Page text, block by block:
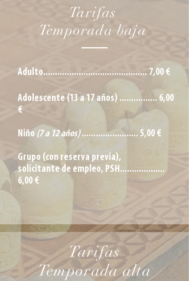
Tarifas
Temporada baja
Adulto............................................ 7,00 €
Adolescente (13 a 17 años) ................ 6,00
€
Niño (7 a 12 años)........................ 5,00 €
Grupo (con reserva previa),
solicitante de empleo, PSH...................
6,00 €
Tarifas
Temporada alta